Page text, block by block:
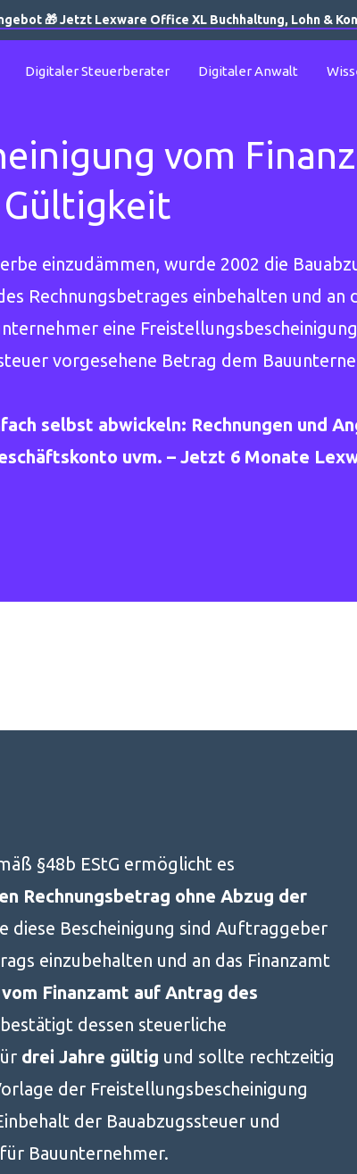
Digitaler Steuerberater Digitaler Anwalt
vom
einzudämmen, wurde 2002 die
Rechnungsbetrages einbehalten und an
eine
vorgesehene Betrag dem
selbst abwickeln: Rechnungen und
uvm. – Jetzt 6 Monate
§48b EStG ermöglicht es
Rechnungsbetrag ohne Abzug der
diese Bescheinigung sind Auftraggeber
einzubehalten und an das Finanzamt
vom Finanzamt auf Antrag des
dessen steuerliche
drei Jahre gültig und sollte rechtzeitig
der Freistellungsbescheinigung
der Bauabzugssteuer und
Bauunternehmer.
🎁 Jetzt Lexware Office XL Buchhaltung, Lohn &